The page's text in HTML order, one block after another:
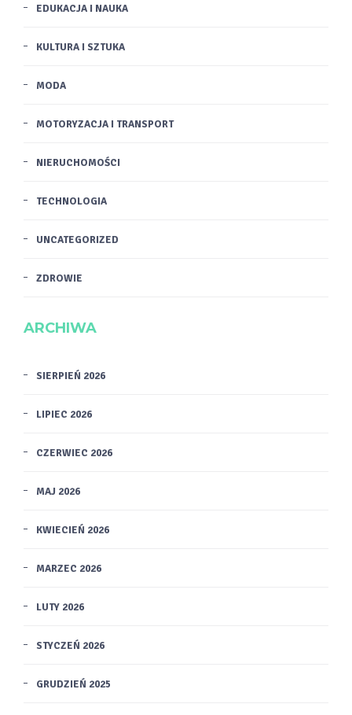
EDUKACJA I NAUKA
KULTURA I SZTUKA
MODA
MOTORYZACJA I TRANSPORT
NIERUCHOMOŚCI
TECHNOLOGIA
UNCATEGORIZED
ZDROWIE
ARCHIWA
SIERPIEŃ 2026
LIPIEC 2026
CZERWIEC 2026
MAJ 2026
KWIECIEŃ 2026
MARZEC 2026
LUTY 2026
STYCZEŃ 2026
GRUDZIEŃ 2025